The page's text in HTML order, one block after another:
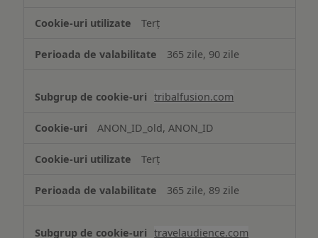
Terț
365 zile, 90 zile
tribalfusion.com
ANON_ID_old, ANON_ID
Terț
365 zile, 89 zile
travelaudience.com